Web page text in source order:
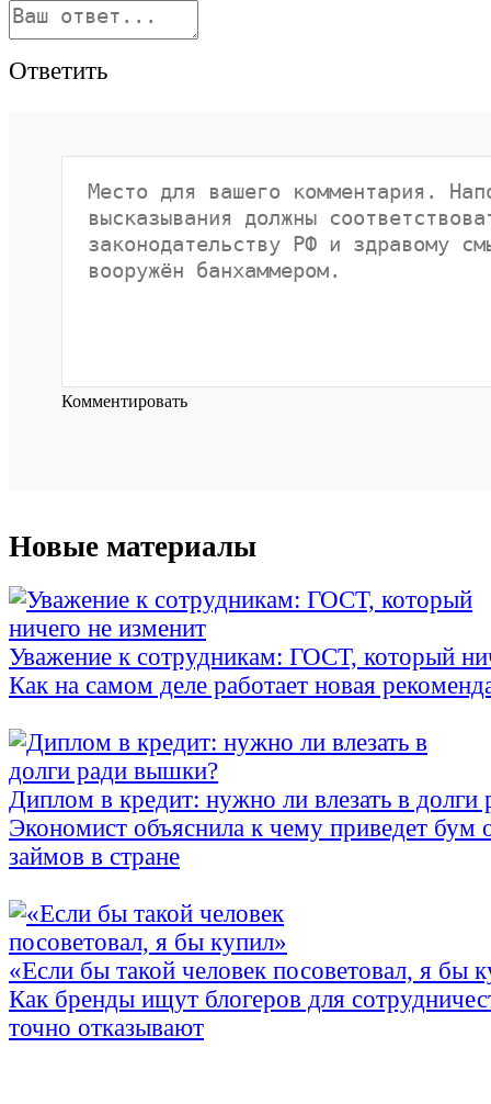
Ответить
Комментировать
Новые материалы
Уважение к сотрудникам: ГОСТ, который
Как на самом деле работает новая
Диплом в кредит: нужно ли влезать в
Экономист объяснила к чему приведет бум
займов в стране
«Если бы такой человек посоветовал, я бы
Как бренды ищут блогеров для
точно отказывают